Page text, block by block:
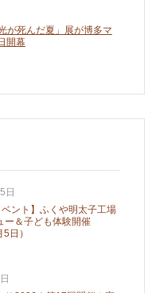
が死んだ夏」展が博多マ
開幕
日
ベント】ふくや明太子工場
ー＆子ども体験開催
日）